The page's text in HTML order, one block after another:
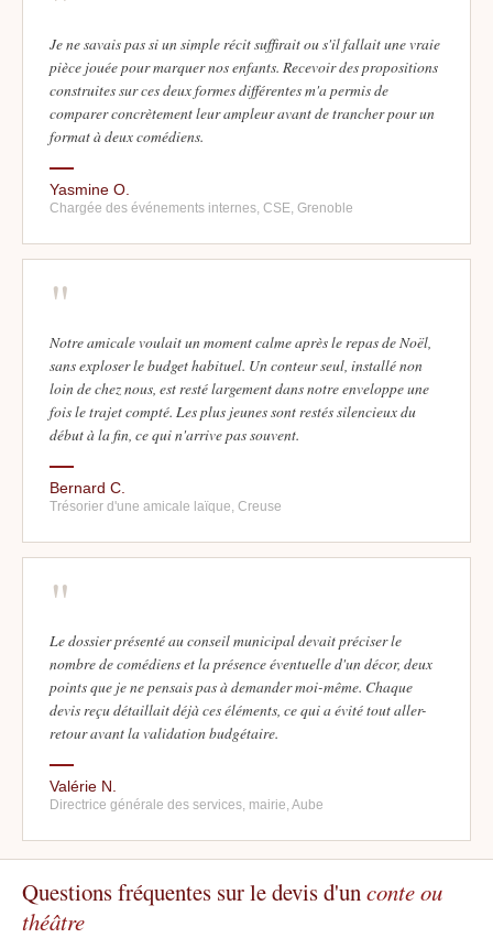
Je ne savais pas si un simple récit suffirait ou s'il fallait une vraie
pièce jouée pour marquer nos enfants. Recevoir des propositions
construites sur ces deux formes différentes m'a permis de
comparer concrètement leur ampleur avant de trancher pour un
format à deux comédiens.
Yasmine O.
Chargée des événements internes, CSE, Grenoble
"
Notre amicale voulait un moment calme après le repas de Noël,
sans exploser le budget habituel. Un conteur seul, installé non
loin de chez nous, est resté largement dans notre enveloppe une
fois le trajet compté. Les plus jeunes sont restés silencieux du
début à la fin, ce qui n'arrive pas souvent.
Bernard C.
Trésorier d'une amicale laïque, Creuse
"
Le dossier présenté au conseil municipal devait préciser le
nombre de comédiens et la présence éventuelle d'un décor, deux
points que je ne pensais pas à demander moi-même. Chaque
devis reçu détaillait déjà ces éléments, ce qui a évité tout aller-
retour avant la validation budgétaire.
Valérie N.
Directrice générale des services, mairie, Aube
Questions fréquentes sur le devis d'unconte ou
théâtre